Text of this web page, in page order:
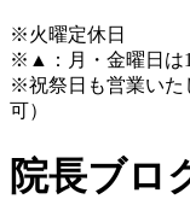
※火曜定休日
※ ▲
：月・金曜日
※祝祭日も営業い
可）
院長ブロ